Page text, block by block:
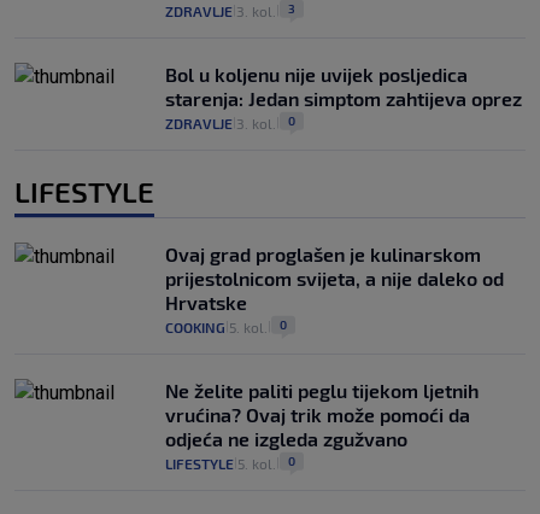
ZDRAVLJE 3. kol. 3
Bol u koljenu nije uvijek posljedica
starenja: Jedan simptom zahtijeva oprez
ZDRAVLJE 3. kol. 0
LIFESTYLE
Ovaj grad proglašen je kulinarskom
prijestolnicom svijeta, a nije daleko od
Hrvatske
COOKING 5. kol. 0
Ne želite paliti peglu tijekom ljetnih
vrućina? Ovaj trik može pomoći da
odjeća ne izgleda zgužvano
LIFESTYLE 5. kol. 0